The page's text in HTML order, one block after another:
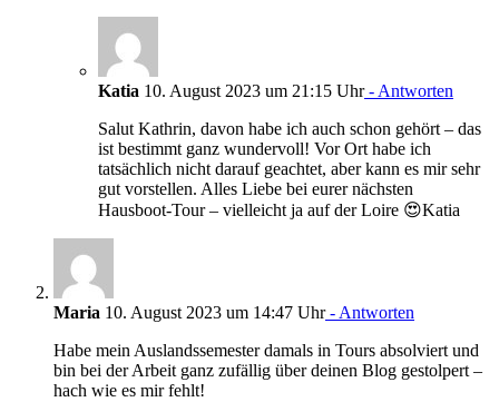
Katia 10. August 2023 um 21:15 Uhr- Antworten
Salut Kathrin, davon habe ich auch schon gehört – das
ist bestimmt ganz wundervoll! Vor Ort habe ich
tatsächlich nicht darauf geachtet, aber kann es mir sehr
gut vorstellen. Alles Liebe bei eurer nächsten
Hausboot-Tour – vielleicht ja auf der Loire 😍Katia
Maria 10. August 2023 um 14:47 Uhr- Antworten
Habe mein Auslandssemester damals in Tours absolviert und
bin bei der Arbeit ganz zufällig über deinen Blog gestolpert –
hach wie es mir fehlt!